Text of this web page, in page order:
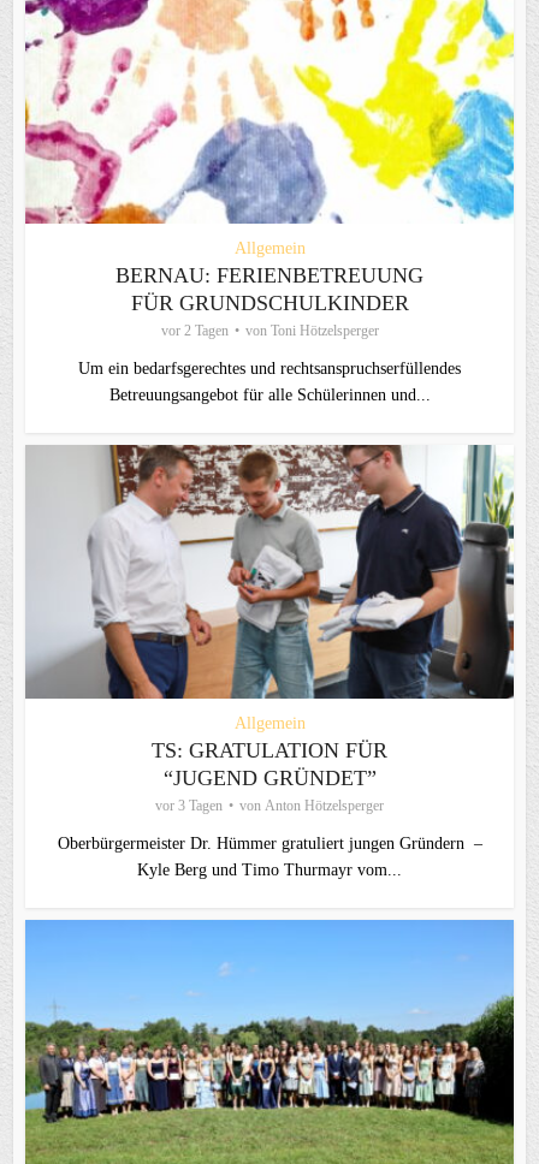
Allgemein
BERNAU: FERIENBETREUUNG
FÜR GRUNDSCHULKINDER
vor 2 Tagen von Toni Hötzelsperger
Um ein bedarfsgerechtes und rechtsanspruchserfüllendes
Betreuungsangebot für alle Schülerinnen und...
Allgemein
TS: GRATULATION FÜR
“JUGEND GRÜNDET”
vor 3 Tagen von Anton Hötzelsperger
Oberbürgermeister Dr. Hümmer gratuliert jungen Gründern –
Kyle Berg und Timo Thurmayr vom...